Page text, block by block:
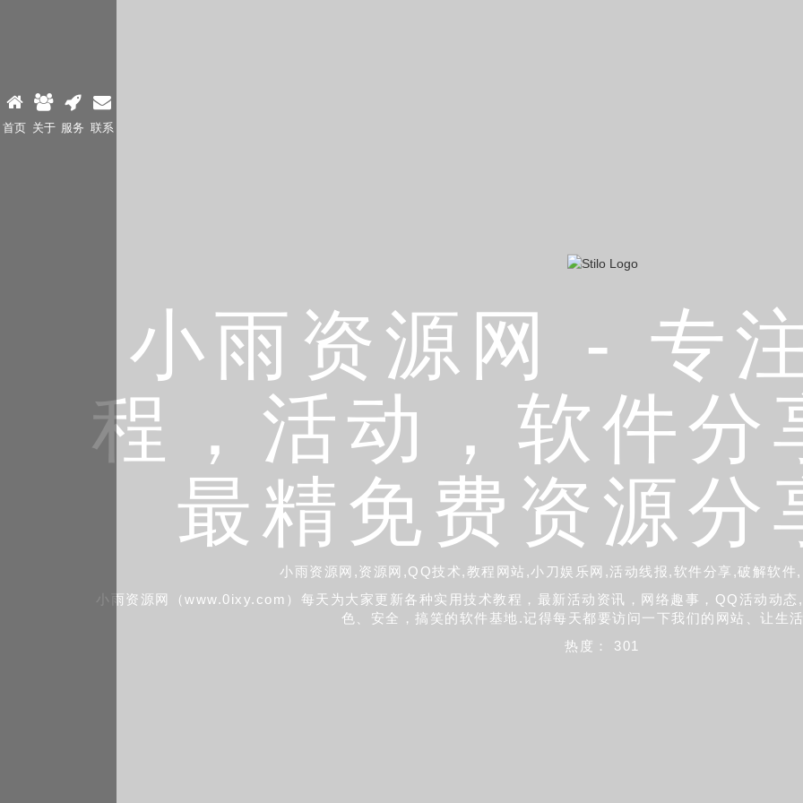
首页 关于 服务 联系
小雨资源网 - 专
程，活动，软件分
最精免费资源分
小雨资源网,资源网,QQ技术,教程网站,小刀娱乐网,活动线报,软件分享,破解软件
小雨资源网（www.0ixy.com）每天为大家更新各种实用技术教程，最新活动资讯，网络趣事，QQ活动动
色、安全，搞笑的软件基地.记得每天都要访问一下我们的网站、让生
热度： 301